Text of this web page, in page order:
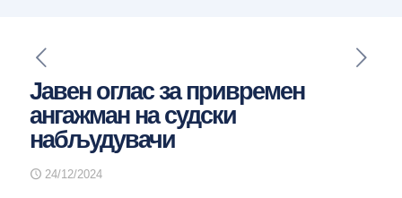
Јавен оглас за привремен
ангажман на судски
набљудувачи
24/12/2024